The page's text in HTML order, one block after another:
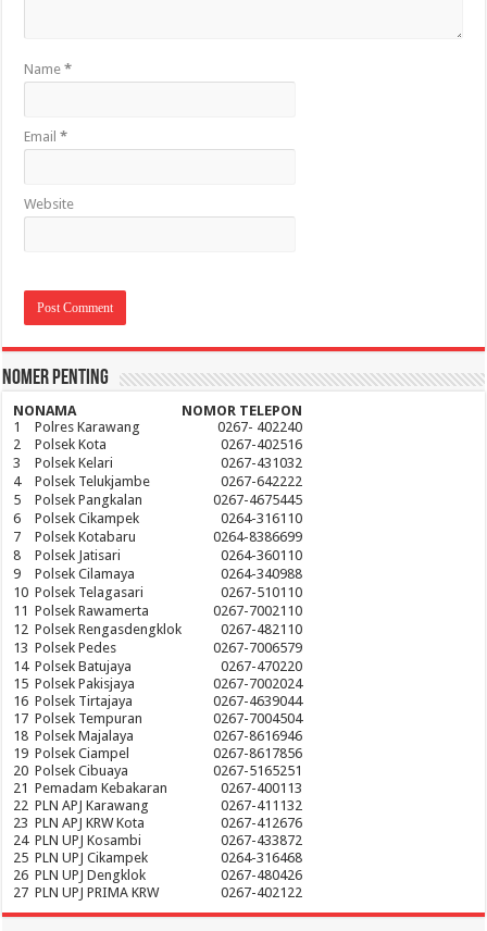
Name*
Email*
Website
Nomer Penting
NONAMA
NOMOR TELEPON
1
Polres Karawang
0267- 402240
2
Polsek Kota
0267-402516
3
Polsek Kelari
0267-431032
4
Polsek Telukjambe
0267-642222
5
Polsek Pangkalan
0267-4675445
6
Polsek Cikampek
0264-316110
7
Polsek Kotabaru
0264-8386699
8
Polsek Jatisari
0264-360110
9
Polsek Cilamaya
0264-340988
10 Polsek Telagasari
0267-510110
11 Polsek Rawamerta
0267-7002110
12 Polsek Rengasdengklok
0267-482110
13 Polsek Pedes
0267-7006579
14 Polsek Batujaya
0267-470220
15 Polsek Pakisjaya
0267-7002024
16 Polsek Tirtajaya
0267-4639044
17 Polsek Tempuran
0267-7004504
18 Polsek Majalaya
0267-8616946
19 Polsek Ciampel
0267-8617856
20 Polsek Cibuaya
0267-5165251
21 Pemadam Kebakaran
0267-400113
22 PLN APJ Karawang
0267-411132
23 PLN APJ KRW Kota
0267-412676
24 PLN UPJ Kosambi
0267-433872
25 PLN UPJ Cikampek
0264-316468
26 PLN UPJ Dengklok
0267-480426
27 PLN UPJ PRIMA KRW 0267-402122